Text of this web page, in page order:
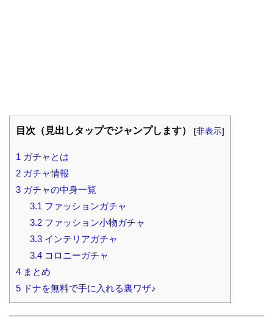
目次（見出しタップでジャンプします） [非表示]
1 ガチャとは
2 ガチャ情報
3 ガチャの中身一覧
3.1 ファッションガチャ
3.2ファッション小物ガチャ
3.3インテリアガチャ
3.4コロニーガチャ
4 まとめ
5 ドナを無料で手に入れる裏ワザ♪